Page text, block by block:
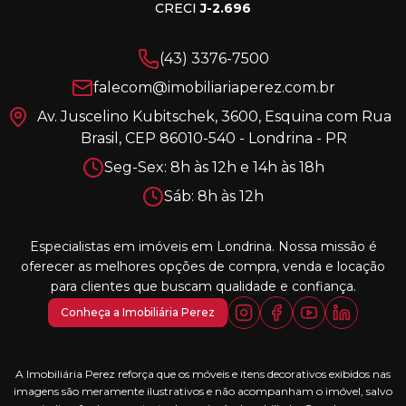
CRECIJ-2.696
(43) 3376-7500
falecom@imobiliariaperez.com.br
Av. Juscelino Kubitschek, 3600, Esquina com Rua
Brasil, CEP 86010-540 - Londrina - PR
Seg-Sex: 8h às 12h e 14h às 18h
Sáb: 8h às 12h
Especialistas em imóveis em Londrina. Nossa missão é
oferecer as melhores opções de compra, venda e locação
para clientes que buscam qualidade e confiança.
Conheça a Imobiliária Perez
A Imobiliária Perez reforça que os móveis e itens decorativos exibidos nas
imagens são meramente ilustrativos e não acompanham o imóvel, salvo